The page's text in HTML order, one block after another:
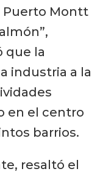
Puerto Montt
que la
industria a la
en el centro
barrios.
resaltó el